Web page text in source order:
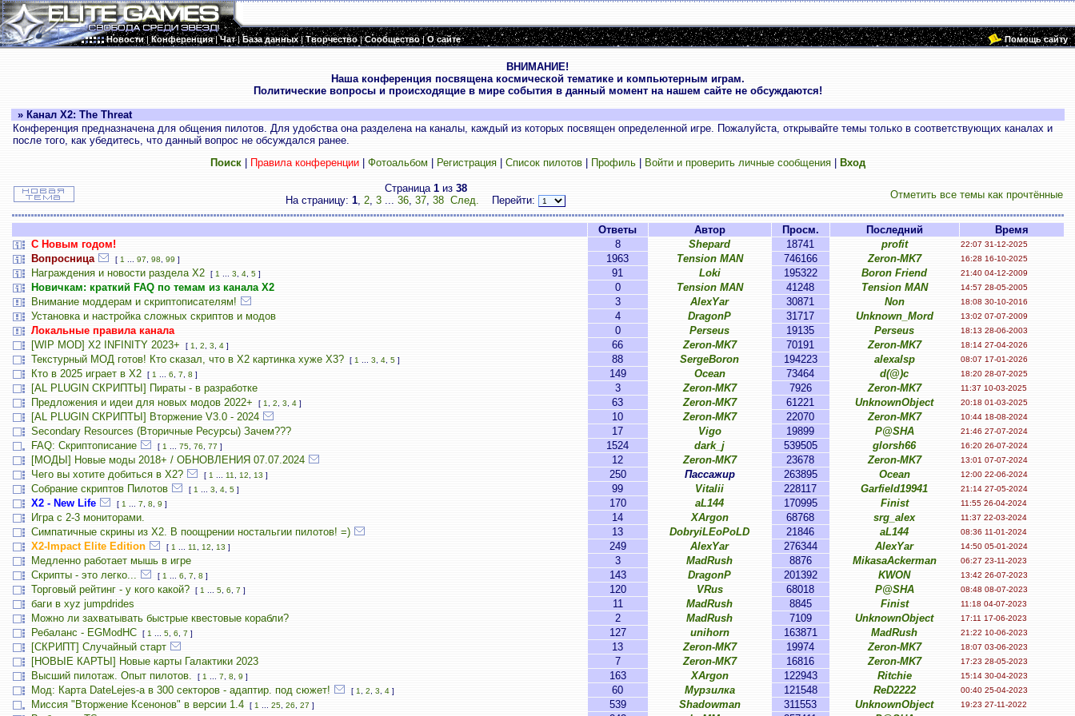
Новости|Конференция|Чат|База данных|Творчество|Сообщество|О сайте Помощь сайту
ВНИМАНИЕ!
Наша конференция посвящена космической тематике и компьютерным играм.
Политические вопросы и происходящие в мире события в данный момент на нашем сайте не обсуждаются!
» Канал X2: The Threat
Конференция предназначена для общения пилотов. Для удобства она разделена на каналы, каждый из которых посвящен определенной игре. Пожалуйста, открывайте темы только в соответствующих каналах и
после того, как убедитесь, что данный вопрос не обсуждался ранее.
Поиск| Правила конференции| Фотоальбом Регистрация| Список пилотов| Профиль| Войти и проверить личные сообщения| Вход
Страница 1из 38
На страницу: 1, 2, 3 ... 36, 37, 38 След. Перейти: Отметить все темы как прочтённые
Ответы Автор Просм. Последний
Время
С Новым годом!
8 Shepard 18741 profit 22:07 31-12-2025
Вопросница [ 1 97 98 99 ] 1963 Tension MAN 746166 Zeron-MK7 16:28 16-10-2025
Награждения и новости раздела Х2 [ 1 3 4, 5] 91 Loki 195322 Boron Friend 21:40 04-12-2009
Новичкам: краткий FAQ по темам из канала Х2 0 Tension MAN 41248 Tension MAN 14:57 28-05-2005
Внимание моддерам и скриптописателям! 3 AlexYar 30871 Non 18:08 30-10-2016
Установка и настройка сложных скриптов и модов 4 DragonP 31717 Unknown_Mord 13:02 07-07-2009
Локальные правила канала 0 Perseus 19135 Perseus 18:13 28-06-2003
[WIP MOD] X2 INFINITY 2023+ [ 1 2 3 4] 66 Zeron-MK7 70191 Zeron-MK7 18:14 27-04-2026
Текстурный МОД готов! Кто сказал, что в X2 картинка хуже X3? [ 1 3 4, 5] 88 SergeBoron 194223 alexalsp 08:07 17-01-2026
Кто в 2025 играет в X2 [ 1 6 7 8 ] 149 Ocean 73464 d(@)c 18:20 28-07-2025
[AL PLUGIN СКРИПТЫ] Пираты - в разработке 3 Zeron-MK7 7926 Zeron-MK7 11:37 10-03-2025
Предложения и идеи для новых модов 2022+ [ 1 2 3 4] 63 Zeron-MK7 61221 UnknownObject 20:18 01-03-2025
[AL PLUGIN СКРИПТЫ] Вторжение V3.0 - 2024 10 Zeron-MK7 22070 Zeron-MK7 10:44 18-08-2024
Secondary Resources (Вторичные Ресурсы) Зачем??? 17 Vigo 19899 P@SHA 21:46 27-07-2024
FAQ: Скриптописание [ 1 75, 76 77 ] 1524 dark_j 539505 glorsh66 16:20 26-07-2024
[МОДЫ] Новые моды 2018+ / ОБНОВЛЕНИЯ 07.07.2024 12 Zeron-MK7 23678 Zeron-MK7 13:01 07-07-2024
Чего вы хотите добиться в Х2? [ 1 11 12 13 ] 250 Пассажир 263895 Ocean 12:00 22-06-2024
Собрание скриптов Пилотов [ 1 3 4, 5] 99 Vitalii 228117 Garfield19941 21:14 27-05-2024
X2 - New Life [ 1 7 8 9 ] 170 aL144 170995 Finist 11:55 26-04-2024
Игра с 2-3 мониторами. 14 XArgon 68768 srg_alex 11:37 22-03-2024
Симпатичные скрины из X2. В поощрении ностальгии пилотов! =) 13 DobryiLEoPoLD 21846 aL144 08:36 11-01-2024
X2-Impact Elite Edition [ 1 11 12 13 ] 249 AlexYar 276344 AlexYar 14:50 05-01-2024
Медленно работает мышь в игре 3 MadRush 8876 MikasaAckerman 06:27 23-11-2023
Скрипты - это легко... [ 1 6 7 8 ] 143 DragonP 201392 KWON 13:42 26-07-2023
Торговый рейтинг - у кого какой? [ 1 5, 6 7 ] 120 VRus 68018 P@SHA 08:48 08-07-2023
баги в xyz jumpdrides 11 MadRush 8845 Finist 11:18 04-07-2023
Можно ли захватывать быстрые квестовые корабли? 2 MadRush 7109 UnknownObject 17:11 17-06-2023
Ребаланс - EGModHC [ 1 5, 6 7 ] 127 unihorn 163871 MadRush 21:22 10-06-2023
[СКРИПТ] Случайный старт 13 Zeron-MK7 19974 Zeron-MK7 18:07 03-06-2023
[НОВЫЕ КАРТЫ] Новые карты Галактики 2023 7 Zeron-MK7 16816 Zeron-MK7 17:23 28-05-2023
Высший пилотаж. Опыт пилотов. [ 1 7 8 9 ] 163 XArgon 122943 Ritchie 15:14 30-04-2023
Мод: Карта DateLejes-а в 300 секторов - адаптир. под сюжет! [ 1 2 3 4] 60 Мурзилка 121548 ReD2222 00:40 25-04-2023
Миссия "Вторжение Ксенонов" в версии 1.4 [ 1 25, 26 27 ] 539 Shadowman 311553 UnknownObject 19:23 27-11-2022